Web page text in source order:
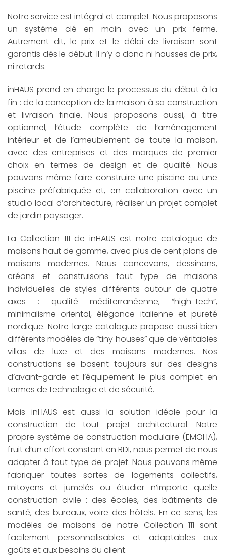
Notre service est intégral et complet. Nous proposons
un système clé en main avec un prix ferme.
Autrement dit, le prix et le délai de livraison sont
garantis dès le début. Il n’y a donc ni hausses de prix,
ni retards.
inHAUS prend en charge le processus du début à la
fin : de la conception de la maison à sa construction
et livraison finale. Nous proposons aussi, à titre
optionnel, l’étude complète de l’aménagement
intérieur et de l’ameublement de toute la maison,
avec des entreprises et des marques de premier
choix en termes de design et de qualité. Nous
pouvons même faire construire une piscine ou une
piscine préfabriquée et, en collaboration avec un
studio local d’architecture, réaliser un projet complet
de jardin paysager.
La Collection 111 de inHAUS est notre catalogue de
maisons haut de gamme, avec plus de cent plans de
maisons modernes. Nous concevons, dessinons,
créons et construisons tout type de maisons
individuelles de styles différents autour de quatre
axes : qualité méditerranéenne, “high-tech”,
minimalisme oriental, élégance italienne et pureté
nordique. Notre large catalogue propose aussi bien
différents modèles de “tiny houses” que de véritables
villas de luxe et des maisons modernes. Nos
constructions se basent toujours sur des designs
d’avant-garde et l’équipement le plus complet en
termes de technologie et de sécurité.
Mais inHAUS est aussi la solution idéale pour la
construction de tout projet architectural. Notre
propre système de construction modulaire (EMOHA),
fruit d’un effort constant en RDI, nous permet de nous
adapter à tout type de projet. Nous pouvons même
fabriquer toutes sortes de logements collectifs,
mitoyens et jumelés ou étudier n’importe quelle
construction civile : des écoles, des bâtiments de
santé, des bureaux, voire des hôtels. En ce sens, les
modèles de maisons de notre Collection 111 sont
facilement personnalisables et adaptables aux
goûts et aux besoins du client.